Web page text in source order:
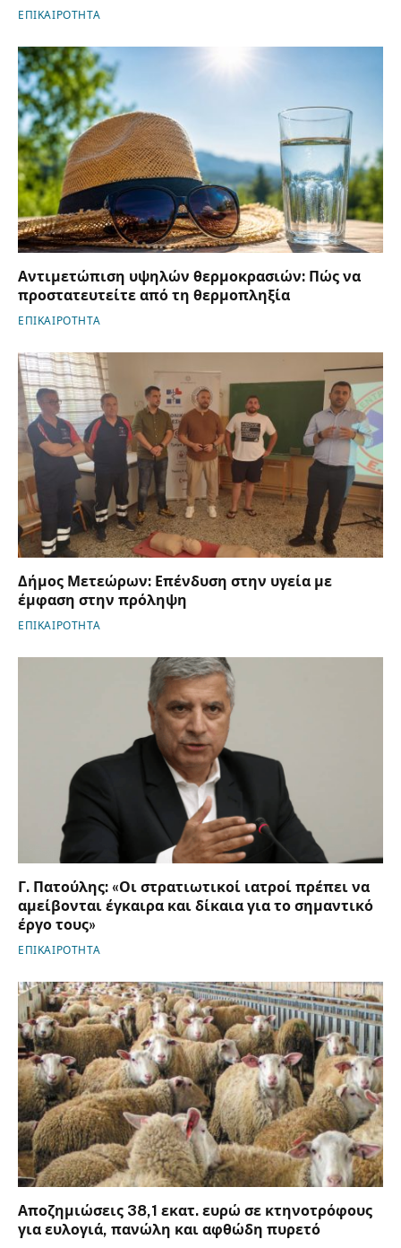
ΕΠΙΚΑΙΡΟΤΗΤΑ
Αντιμετώπιση υψηλών θερμοκρασιών: Πώς να
προστατευτείτε από τη θερμοπληξία
ΕΠΙΚΑΙΡΟΤΗΤΑ
Δήμος Μετεώρων: Επένδυση στην υγεία με
έμφαση στην πρόληψη
ΕΠΙΚΑΙΡΟΤΗΤΑ
Γ. Πατούλης: «Οι στρατιωτικοί ιατροί πρέπει να
αμείβονται έγκαιρα και δίκαια για το σημαντικό
έργο τους»
ΕΠΙΚΑΙΡΟΤΗΤΑ
Αποζημιώσεις 38,1 εκατ. ευρώ σε κτηνοτρόφους
για ευλογιά, πανώλη και αφθώδη πυρετό